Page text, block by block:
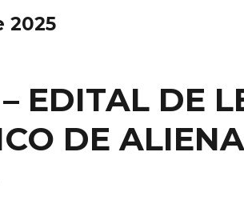
2025
EDITAL DE
DE